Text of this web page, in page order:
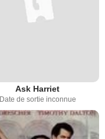
Ask Harriet
Date de sortie inconnue